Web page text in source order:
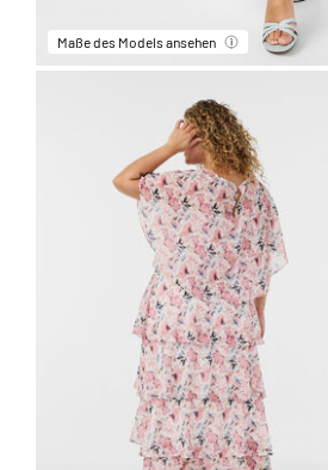
Maße des Models ansehen